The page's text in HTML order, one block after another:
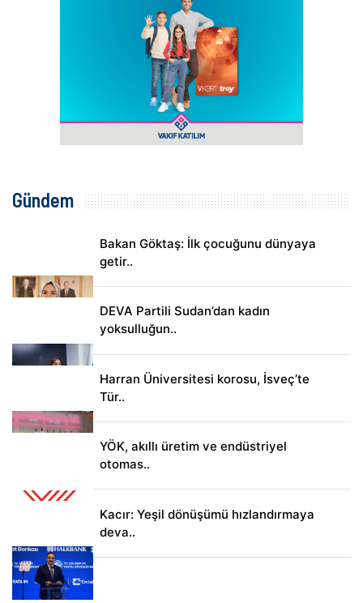
Gündem
Bakan Göktaş: İlk çocuğunu dünyaya
getir..
DEVA Partili Sudan’dan kadın
yoksulluğun..
Harran Üniversitesi korosu, İsveç’te
Tür..
YÖK, akıllı üretim ve endüstriyel
otomas..
Kacır: Yeşil dönüşümü hızlandırmaya
deva..